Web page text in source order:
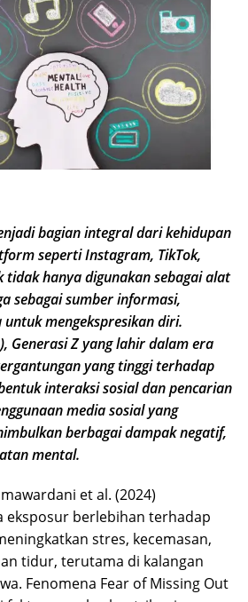
bagian integral dari kehidupan
seperti Instagram, TikTok,
tidak hanya digunakan sebagai alat
sebagai sumber informasi,
mengekspresikan diri.
Generasi Z yang lahir dalam era
yang tinggi terhadap
interaksi sosial dan pencarian
media sosial yang
berbagai dampak negatif,
mental.
et al. (2024)
eksposur berlebihan terhadap
stres, kecemasan,
tidur, terutama di kalangan
Fenomena Fear of Missing Out